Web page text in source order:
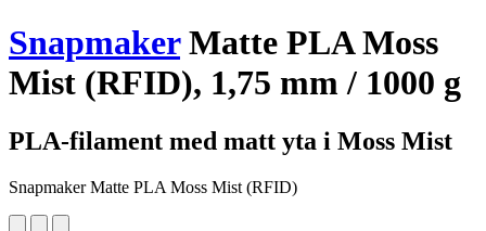
SnapmakerMatte PLA Moss
Mist (RFID), 1,75 mm / 1000 g
PLA-filament med matt yta i Moss Mist
Snapmaker Matte PLA Moss Mist (RFID)